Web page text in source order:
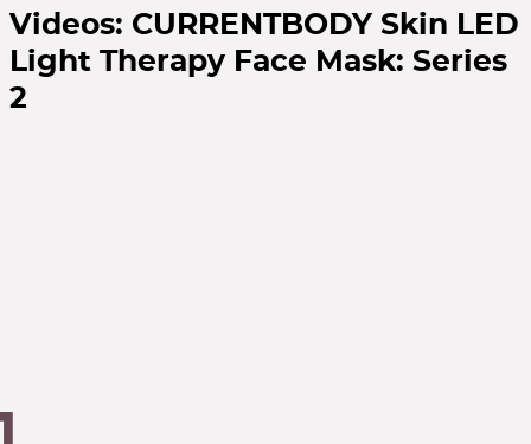
Videos: CURRENTBODY Skin LED
Light Therapy Face Mask: Series
2